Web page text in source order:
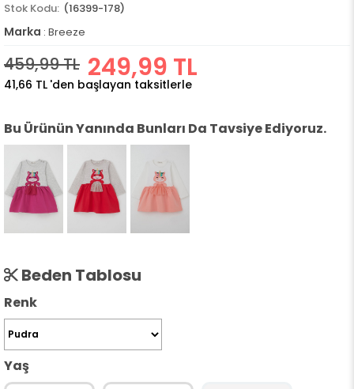
(16399-178)
Marka : Breeze
459,99 TL 249,99 TL
41,66 TL 'den başlayan taksitlerle
Bu Ürünün Yanında Bunları Da Tavsiye Ediyoruz.
Beden Tablosu
Renk
Yaş